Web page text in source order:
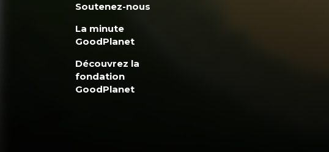
Soutenez-nous
La minute
GoodPlanet
Découvrez la
fondation
GoodPlanet